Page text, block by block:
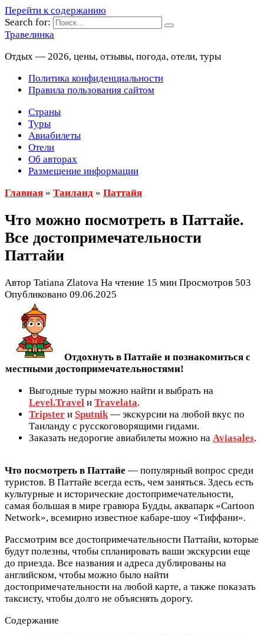
Перейти к содержанию
Search for:
Травелинка
Отдых — 2026, цены, отзывы, погода, отели, туры
Политика конфиденциальности
Правила пользования сайтом
Страны
Туры
Авиабилеты
Отели
Об авторах
Размещение информации
Главная » Таиланд » Паттайя
Что можно посмотреть в Паттайе.
Все достопримечательности
Паттайи
Автор Tatiana Zlatova На чтение 15 мин Просмотров 503
Опубликовано 09.06.2025
Отдохнуть в Паттайе и познакомиться с
местными достопримечательностями!
Выгодные туры можно найти и выбрать на
Level.Travel и Travelata.
Tripster и Sputnik— экскурсии на любой вкус по
Таиланду с русскоговорящими гидами.
Заказать недорогие авиабилеты можно на Aviasales.
Что посмотреть в Паттайе — популярный вопрос среди
туристов. В Паттайе всегда есть, чем заняться. Здесь есть
культурные и исторические достопримечательности,
самая большая в мире гравюра Будды, аквапарк «Cartoon
Network», всемирно известное кабаре-шоу «Тиффани».
Рассмотрим все достопримечательности Паттайи, которые
будут полезны, чтобы спланировать ваши экскурсии еще
до приезда. Все названия и адреса дублированы на
английском, чтобы можно было найти
достопримечательности на любой карте, а также показать
таксисту, чтобы долго не объяснять дорогу.
Содержание